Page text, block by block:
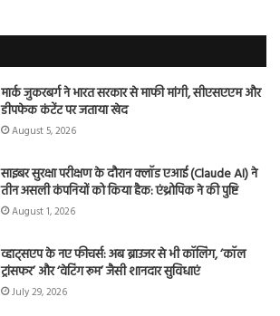
मार्क जुकरबर्ग ने भारत सरकार से माफी मांगी, सीएसएएम और
डीपफेक कंटेंट पर जताया खेद
August 5, 2026
साइबर सुरक्षा परीक्षण के दौरान क्लॉड एआई (Claude AI) ने
तीन असली कंपनियों को किया हैक: एंथ्रोपिक ने की पुष्टि
August 1, 2026
व्हाट्सएप के नए फीचर्स: अब ब्राउजर से भी कॉलिंग, ‘कॉल
ट्रांसफर’ और ‘वेटिंग रूम’ जैसी शानदार सुविधाएं
July 29, 2026